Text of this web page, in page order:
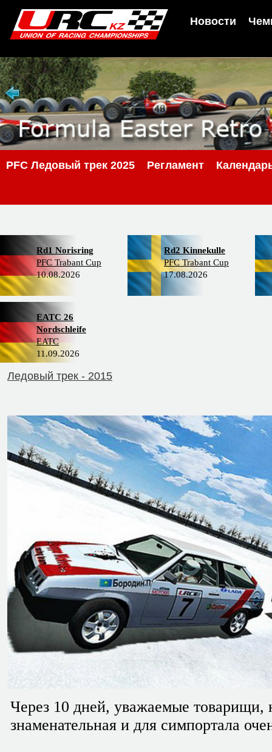
Новости
PFC Ледовый трек 2025 Регламент
Rd1 Norisring
PFC Trabant Cup
10.08.2026
Rd2 Kinnekulle
PFC Trabant Cup
17.08.2026
EATC 26
Nordschleife
EATC
11.09.2026
Ледовый трек - 2015
Через 10 дней, уважаемые товарищи,
знаменательная и для симпортала